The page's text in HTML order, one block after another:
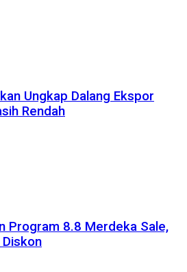
Ungkap Dalang Ekspor
Rendah
Program 8.8 Merdeka Sale,